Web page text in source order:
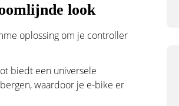
look
oplossing om je controller
biedt een universele
waardoor je e-bike er